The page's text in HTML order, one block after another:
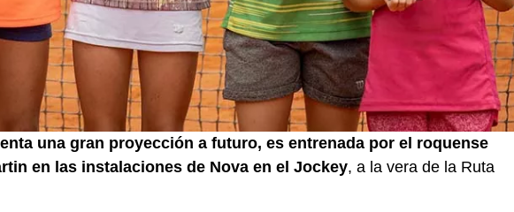
una gran proyección a futuro, es entrenada por el roquense
en las instalaciones de Nova en el Jockey, a la vera de la Ruta